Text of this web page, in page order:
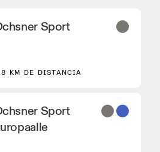
en las que está
Sport
KM DE DISTANCIA
Sport